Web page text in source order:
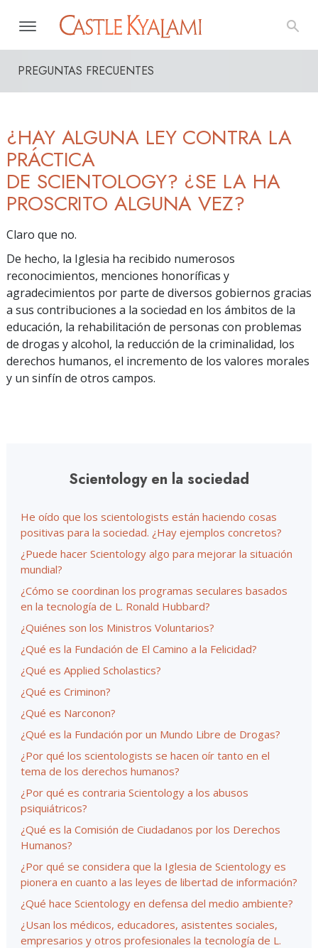
PREGUNTAS FRECUENTES
¿HAY ALGUNA LEY CONTRA LA
PRÁCTICA
DE SCIENTOLOGY? ¿SE LA HA
PROSCRITO ALGUNA VEZ?
Claro que no.
De hecho, la Iglesia ha recibido numerosos
reconocimientos, menciones honoríficas y
agradecimientos por parte de diversos gobiernos gracias
a sus contribuciones a la sociedad en los ámbitos de la
educación, la rehabilitación de personas con problemas
de drogas y alcohol, la reducción de la criminalidad, los
derechos humanos, el incremento de los valores morales
y un sinfín de otros campos.
Scientology en la sociedad
He oído que los scientologists están haciendo cosas
positivas para la sociedad. ¿Hay ejemplos concretos?
¿Puede hacer Scientology algo para mejorar la situación
mundial?
¿Cómo se coordinan los programas seculares basados
en la tecnología de L. Ronald Hubbard?
¿Quiénes son los Ministros Voluntarios?
¿Qué es la Fundación de El Camino a la Felicidad?
¿Qué es Applied Scholastics?
¿Qué es Criminon?
¿Qué es Narconon?
¿Qué es la Fundación por un Mundo Libre de Drogas?
¿Por qué los scientologists se hacen oír tanto en el
tema de los derechos humanos?
¿Por qué es contraria Scientology a los abusos
psiquiátricos?
¿Qué es la Comisión de Ciudadanos por los Derechos
Humanos?
¿Por qué se considera que la Iglesia de Scientology es
pionera en cuanto a las leyes de libertad de información?
¿Qué hace Scientology en defensa del medio ambiente?
¿Usan los médicos, educadores, asistentes sociales,
empresarios y otros profesionales la tecnología de L.